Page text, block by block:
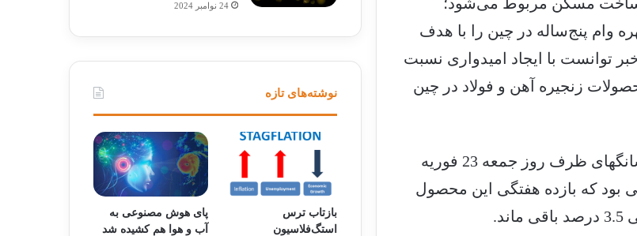
که کاهش ۲۵واحدی نرخ بهره وام پنج‌ساله در چین را با هدف
توانست با ایجاد امیدواری نسبت
زنجیره آهن و فولاد در چین
به این ترتیب هر تن میلگرد در معاملات آتی بورس شانگهای ظرف روز جمعه 23 فوریه
این در حالی بود که بازده هفتگی این محصول
24 نوامبر 2024
نوشته‌های تازه
بازتاب ترس
استگ‌فلاسیون
پای هوش مصنوعی به
آب و هوا هم کشیده شد